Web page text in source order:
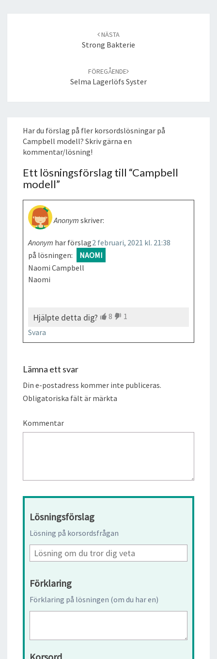
NÄSTA
Strong Bakterie
FÖREGÅENDE
Selma Lagerlöfs Syster
Har du förslag på fler korsordslösningar på
Campbell modell? Skriv gärna en
kommentar/lösning!
Ett lösningsförslag till “Campbell
modell”
Anonym skriver:
2 februari, 2021 kl. 21:38
Anonym har förslag
på lösningen:
NAOMI
Naomi Campbell
Naomi
Hjälpte detta dig? 8
1
Svara
Lämna ett svar
Din e-postadress kommer inte publiceras.
Obligatoriska fält är märkta
Kommentar
Lösningsförslag
Lösning på korsordsfrågan
Förklaring
Förklaring på lösningen (om du har en)